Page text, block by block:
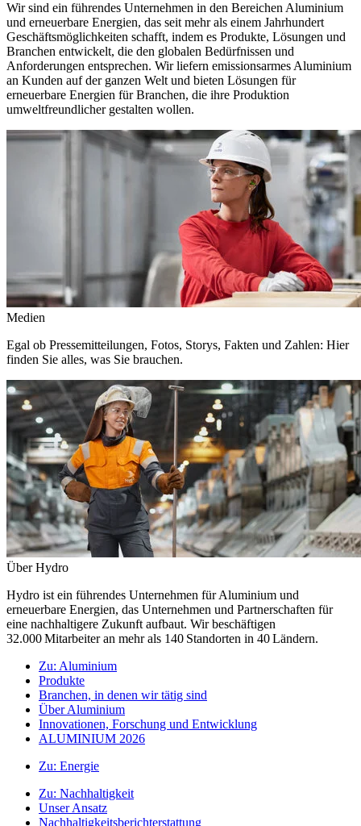
Wir sind ein führendes Unternehmen in den Bereichen Aluminium
und erneuerbare Energien, das seit mehr als einem Jahrhundert
Geschäftsmöglichkeiten schafft, indem es Produkte, Lösungen und
Branchen entwickelt, die den globalen Bedürfnissen und
Anforderungen entsprechen. Wir liefern emissionsarmes Aluminium
an Kunden auf der ganzen Welt und bieten Lösungen für
erneuerbare Energien für Branchen, die ihre Produktion
umweltfreundlicher gestalten wollen.
Medien
Egal ob Pressemitteilungen, Fotos, Storys, Fakten und Zahlen: Hier
finden Sie alles, was Sie brauchen.
Über Hydro
Hydro ist ein führendes Unternehmen für Aluminium und
erneuerbare Energien, das Unternehmen und Partnerschaften für
eine nachhaltigere Zukunft aufbaut. Wir beschäftigen
32.000 Mitarbeiter an mehr als 140 Standorten in 40 Ländern.
Zu: Aluminium
Produkte
Branchen, in denen wir tätig sind
Über Aluminium
Innovationen, Forschung und Entwicklung
ALUMINIUM 2026
Zu: Energie
Zu: Nachhaltigkeit
Unser Ansatz
Nachhaltigkeitsberichterstattung